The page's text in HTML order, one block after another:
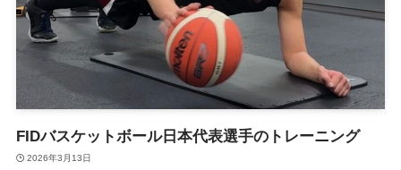
FIDバスケットボール日本代表選手のトレーニング
2026年3月13日